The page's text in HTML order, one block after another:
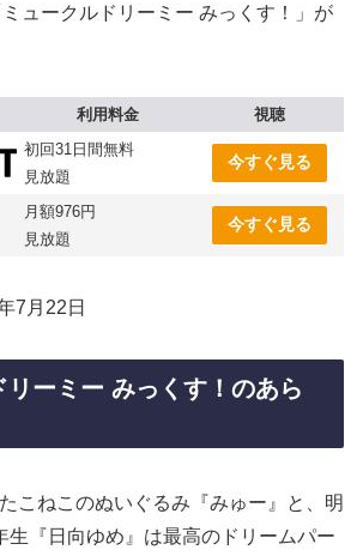
ュークルドリーミー みっくす！」が
利用料金
視聴
初回31日間無料
見放題
今すぐ見る
月額976円
見放題
今すぐ見る
7月22日
リーミー みっくす！のあら
こねこのぬいぐるみ『みゅー』と、明
生『日向ゆめ』は最高のドリームパー